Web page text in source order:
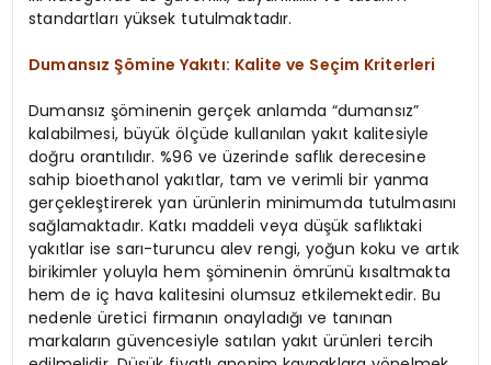
standartları yüksek tutulmaktadır.
Dumansız Şömine Yakıtı: Kalite ve Seçim Kriterleri
Dumansız şöminenin gerçek anlamda “dumansız”
kalabilmesi, büyük ölçüde kullanılan yakıt kalitesiyle
doğru orantılıdır. %96 ve üzerinde saflık derecesine
sahip bioethanol yakıtlar, tam ve verimli bir yanma
gerçekleştirerek yan ürünlerin minimumda tutulmasını
sağlamaktadır. Katkı maddeli veya düşük saflıktaki
yakıtlar ise sarı-turuncu alev rengi, yoğun koku ve artık
birikimler yoluyla hem şöminenin ömrünü kısaltmakta
hem de iç hava kalitesini olumsuz etkilemektedir. Bu
nedenle üretici firmanın onayladığı ve tanınan
markaların güvencesiyle satılan yakıt ürünleri tercih